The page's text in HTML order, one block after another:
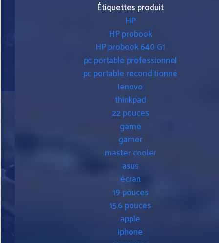
Étiquettes produit
HP
HP probook
HP probook 640 G1
pc portable professionnel
pc portable reconditionné
lenovo
thinkpad
22 pouces
game
gamer
master cooler
asus
écran
19 pouces
15.6 pouces
apple
iphone